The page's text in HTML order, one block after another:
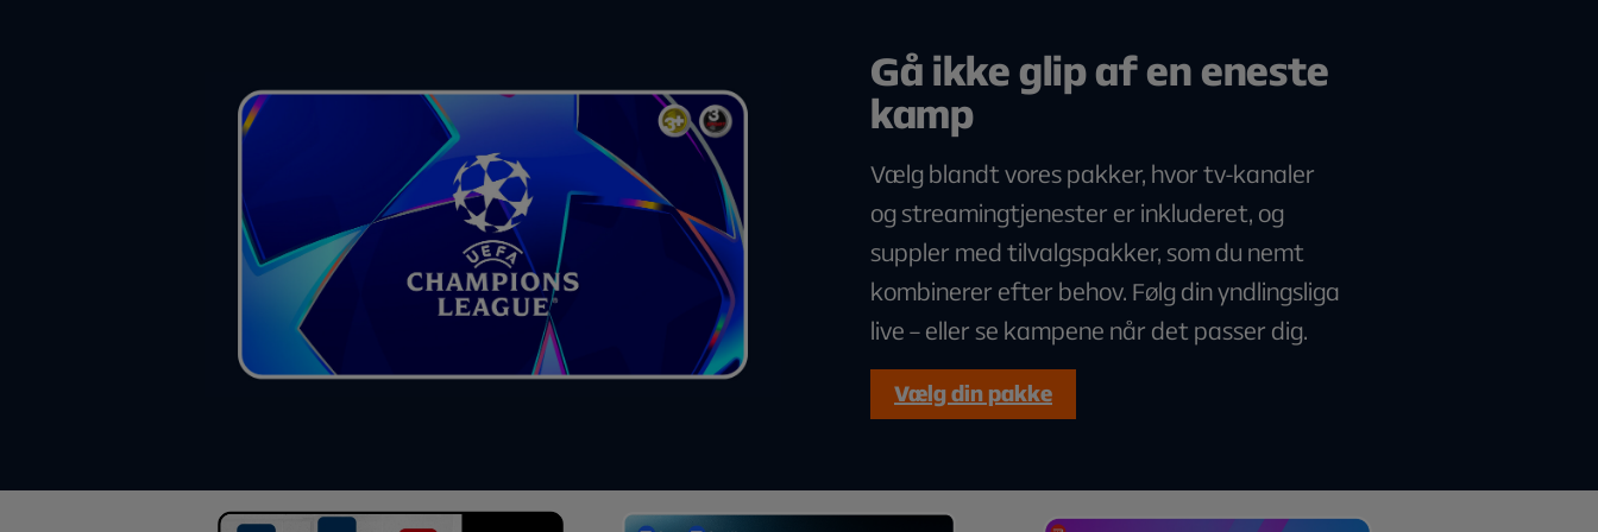
Gå ikke glip af en eneste
kamp
Vælg blandt vores pakker, hvor tv-kanaler
og streamingtjenester er inkluderet, og
suppler med tilvalgspakker, som du nemt
kombinerer efter behov. Følg din yndlingsliga
live – eller se kampene når det passer dig.
Vælg din pakke